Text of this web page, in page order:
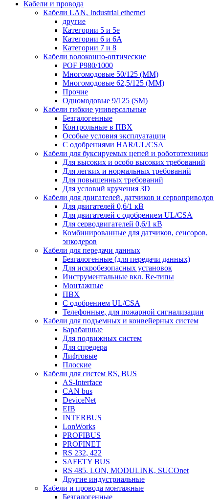
Кабели и провода
Кабели LAN, Industrial ethernet
другие
Категории 5 и 5е
Категории 6 и 6A
Категории 7 и 8
Кабели волоконно-оптические
POF P980/1000
Многомодовые 50/125 (ММ)
Многомодовые 62,5/125 (ММ)
Прочие
Одномодовые 9/125 (SM)
Кабели гибкие универсальные
Безгалогенные
Контрольные в ПВХ
Особые условия эксплуатации
С одобрениями HAR/UL/CSA
Кабели для буксируемых цепей и робототехники
Для высоких и особо высоких требований
Для легких и нормальных требований
Для повышенных требований
Для условий кручения 3D
Кабели для двигателей, датчиков и сервоприводов
Для двигателей 0,6/1 кВ
Для двигателей с одобрением UL/CSA
Для серводвигателей 0,6/1 кВ
Комбинированные для датчиков, cенсоров,
энкодеров
Кабели для передачи данных
Безгалогенные (для передачи данных)
Для искробезопасных установок
Инструментальные вкл. Re-типы
Монтажные
ПВХ
С одобрением UL/CSA
Телефонные, для пожарной сигнализации
Кабели для подъемных и конвейерных систем
Барабанные
Для подвижных систем
Для спредера
Лифтовые
Плоские
Кабели для систем RS, BUS
AS-Interface
CAN bus
DeviceNet
EIB
INTERBUS
LonWorks
PROFIBUS
PROFINET
RS 232, 422
SAFETY BUS
RS 485, LON, MODULINK, SUCOnet
Другие индустриальные
Кабели и провода монтажные
Безгалогенные